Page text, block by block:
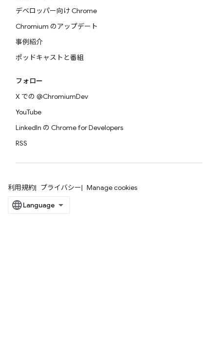
デベロッパー向け Chrome
Chromium のアップデート
事例紹介
ポッドキャストと番組
フォロー
X での @ChromiumDev
YouTube
LinkedIn の Chrome for Developers
RSS
利用規約 プライバシー Manage cookies